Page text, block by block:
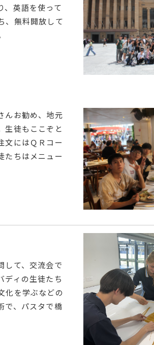
、英語を使って
、無料開放して
んお勧め、地元
生徒もここぞと
文にはＱＲコー
たちはメニュー
して、交流会で
ディの生徒たち
化を学ぶなどの
で、パスタで橋